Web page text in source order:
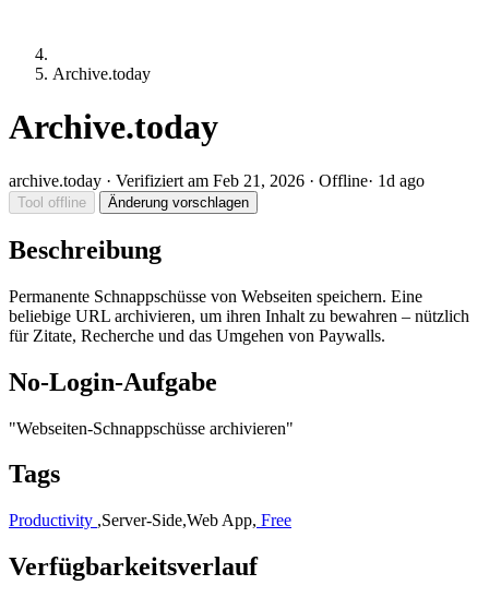
Archive.today
Archive.today
archive.today · Verifiziert am Feb 21, 2026 · Offline· 1d ago
Tool offline Änderung vorschlagen
Beschreibung
Permanente Schnappschüsse von Webseiten speichern. Eine
beliebige URL archivieren, um ihren Inhalt zu bewahren – nützlich
für Zitate, Recherche und das Umgehen von Paywalls.
No-Login-Aufgabe
"Webseiten-Schnappschüsse archivieren"
Tags
Productivity ,Server-Side,Web App, Free
Verfügbarkeitsverlauf